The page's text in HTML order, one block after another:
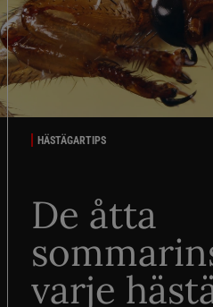
HÄSTÄGARTIPS
De åtta
varje